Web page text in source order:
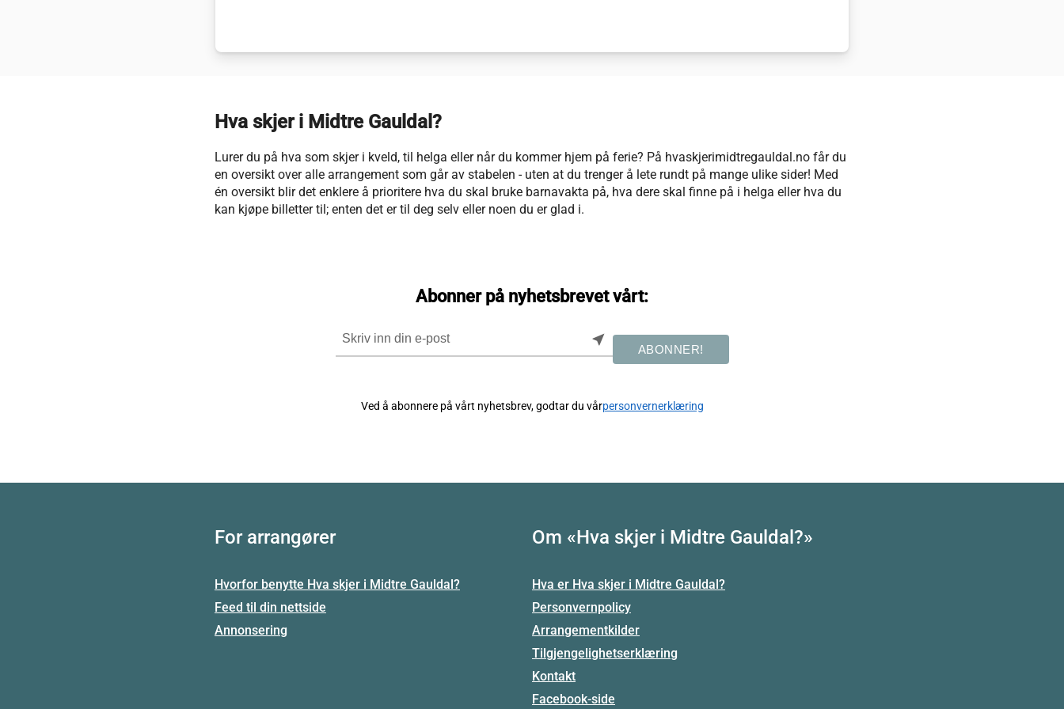
Hva skjer i Midtre Gauldal?
Lurer du på hva som skjer i kveld, til helga eller når du kommer hjem på ferie? På hvaskjerimidtregauldal.no får du
en oversikt over alle arrangement som går av stabelen - uten at du trenger å lete rundt på mange ulike sider! Med
én oversikt blir det enklere å prioritere hva du skal bruke barnavakta på, hva dere skal finne på i helga eller hva du
kan kjøpe billetter til; enten det er til deg selv eller noen du er glad i.
Abonner på nyhetsbrevet vårt:
near_me
ABONNER!
Ved å abonnere på vårt nyhetsbrev, godtar du vårpersonvernerklæring
For arrangører
Hvorfor benytte Hva skjer i Midtre Gauldal?
Feed til din nettside
Annonsering
Om «Hva skjer i Midtre Gauldal?»
Hva er Hva skjer i Midtre Gauldal?
Personvernpolicy
Arrangementkilder
Tilgjengelighetserklæring
Kontakt
Facebook-side